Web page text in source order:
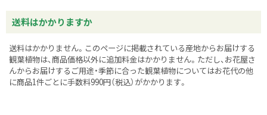
送料はかかりますか
送料はかかりません。このページに掲載されている産地からお届けする
観葉植物は、商品価格以外に追加料金はかかりません。ただし、お花屋さ
んからお届けするご用途・季節に合った観葉植物についてはお花代の他
に商品1件ごとに手数料990円（税込）がかかります。